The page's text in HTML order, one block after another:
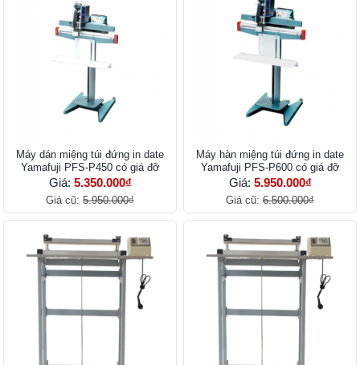
Máy dán miệng túi đứng in date
Yamafuji PFS-P450 có giá đỡ
Giá: 5.350.000₫
Giá cũ: 5.950.000₫
Máy hàn miệng túi đứng in date
Yamafuji PFS-P600 có giá đỡ
Giá: 5.950.000₫
Giá cũ: 6.500.000₫